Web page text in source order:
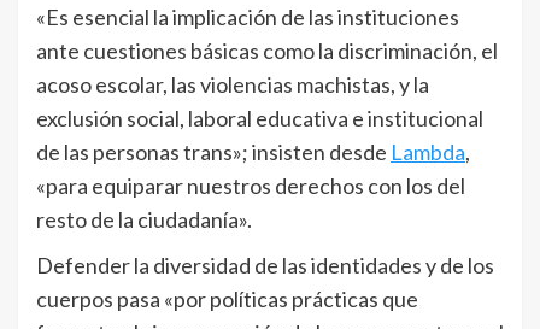
«Es esencial la implicación de las instituciones
ante cuestiones básicas como la discriminación, el
acoso escolar, las violencias machistas, y la
exclusión social, laboral educativa e institucional
de las personas trans»; insisten desde Lambda,
«para equiparar nuestros derechos con los del
resto de la ciudadanía».
Defender la diversidad de las identidades y de los
cuerpos pasa «por políticas prácticas que